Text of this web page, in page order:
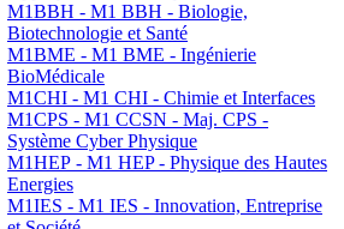
M1BBH - M1 BBH - Biologie,
Biotechnologie et Santé
M1BME - M1 BME - Ingénierie
BioMédicale
M1CHI - M1 CHI - Chimie et Interfaces
M1CPS - M1 CCSN - Maj. CPS -
Système Cyber Physique
M1HEP - M1 HEP - Physique des Hautes
Energies
M1IES - M1 IES - Innovation, Entreprise